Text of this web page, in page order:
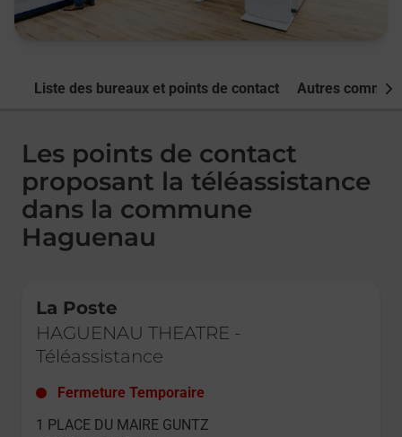
Liste des bureaux et points de contact Autres
Les points de contact
proposant la téléassistance
dans la commune
Haguenau
La Poste
HAGUENAU THEATRE -
Téléassistance
Fermeture Temporaire
1 PLACE DU MAIRE GUNTZ